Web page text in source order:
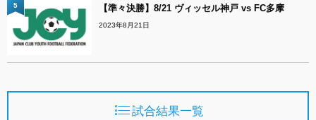
【準々決勝】8/21 ヴィッセル神戸 vs FC多摩
2023年8月21日
5
試合結果一覧